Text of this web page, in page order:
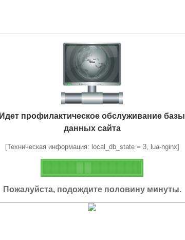
Идет профилактическое обслуживание базы
данных сайта
[Техническая информация: local_db_state = 3, lua-nginx]
Пожалуйста, подождите половину минуты.